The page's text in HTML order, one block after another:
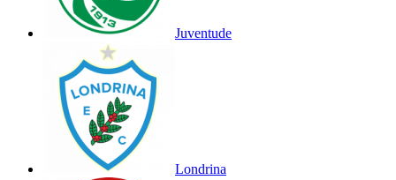
Juventude
Londrina